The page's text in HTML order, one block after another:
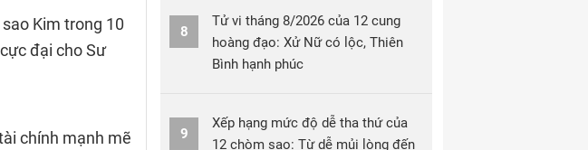
Kim trong 10
đại cho Sư
chính mạnh mẽ
8
Tử vi tháng 8/2026 của 12 cung
hoàng đạo: Xử Nữ có lộc, Thiên
Bình hạnh phúc
9
Xếp hạng mức độ dễ tha thứ của
12 chòm sao: Từ dễ mủi lòng đến